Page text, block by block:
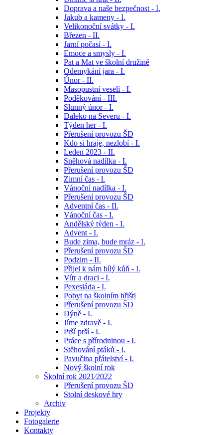
Doprava a naše bezpečnost - I.
Jakub a kameny - I.
Velikonoční svátky - I.
Březen - II.
Jarní počasí - I.
Emoce a smysly - I.
Pat a Mat ve školní družině
Odemykání jara - I.
Únor - II.
Masopustní veselí - I.
Poděkování - III.
Slunný únor - I.
Daleko na Severu - I.
Týden her - I.
Přerušení provozu ŠD
Kdo si hraje, nezlobí - I.
Leden 2023 - II.
Sněhová nadílka - I.
Přerušení provozu ŠD
Zimní čas - l.
Vánoční nadílka - I.
Přerušení provozu ŠD
Adventní čas - II.
Vánoční čas - I.
Andělský týden - I.
Advent - I.
Bude zima, bude mráz - I.
Přerušení provozu ŠD
Podzim - II.
Přijel k nám bílý kůň - I.
Vítr a draci - I.
Pexesiáda - I.
Pobyt na školním hřišti
Přerušení provozu ŠD
Dýně - I.
Jíme zdravě - I.
Prší prší - I.
Práce s přírodninou - I.
Stěhování ptáků - I.
Pavučina přátelství - I.
Nový školní rok
Školní rok 2021⁄2022
Přerušení provozu ŠD
Stolní deskové hry
Archiv
Projekty
Fotogalerie
Kontakty